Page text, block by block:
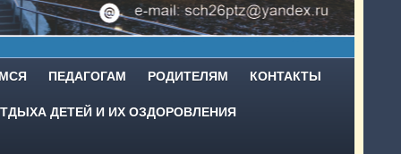
ПЕДАГОГАМ РОДИТЕЛЯМ КОНТАКТЫ
ДЕТЕЙ И ИХ ОЗДОРОВЛЕНИЯ